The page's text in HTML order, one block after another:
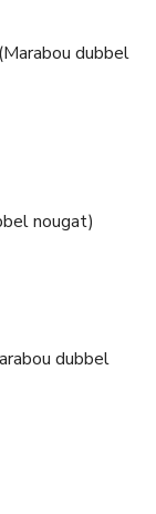
dubbel
nougat)
dubbel